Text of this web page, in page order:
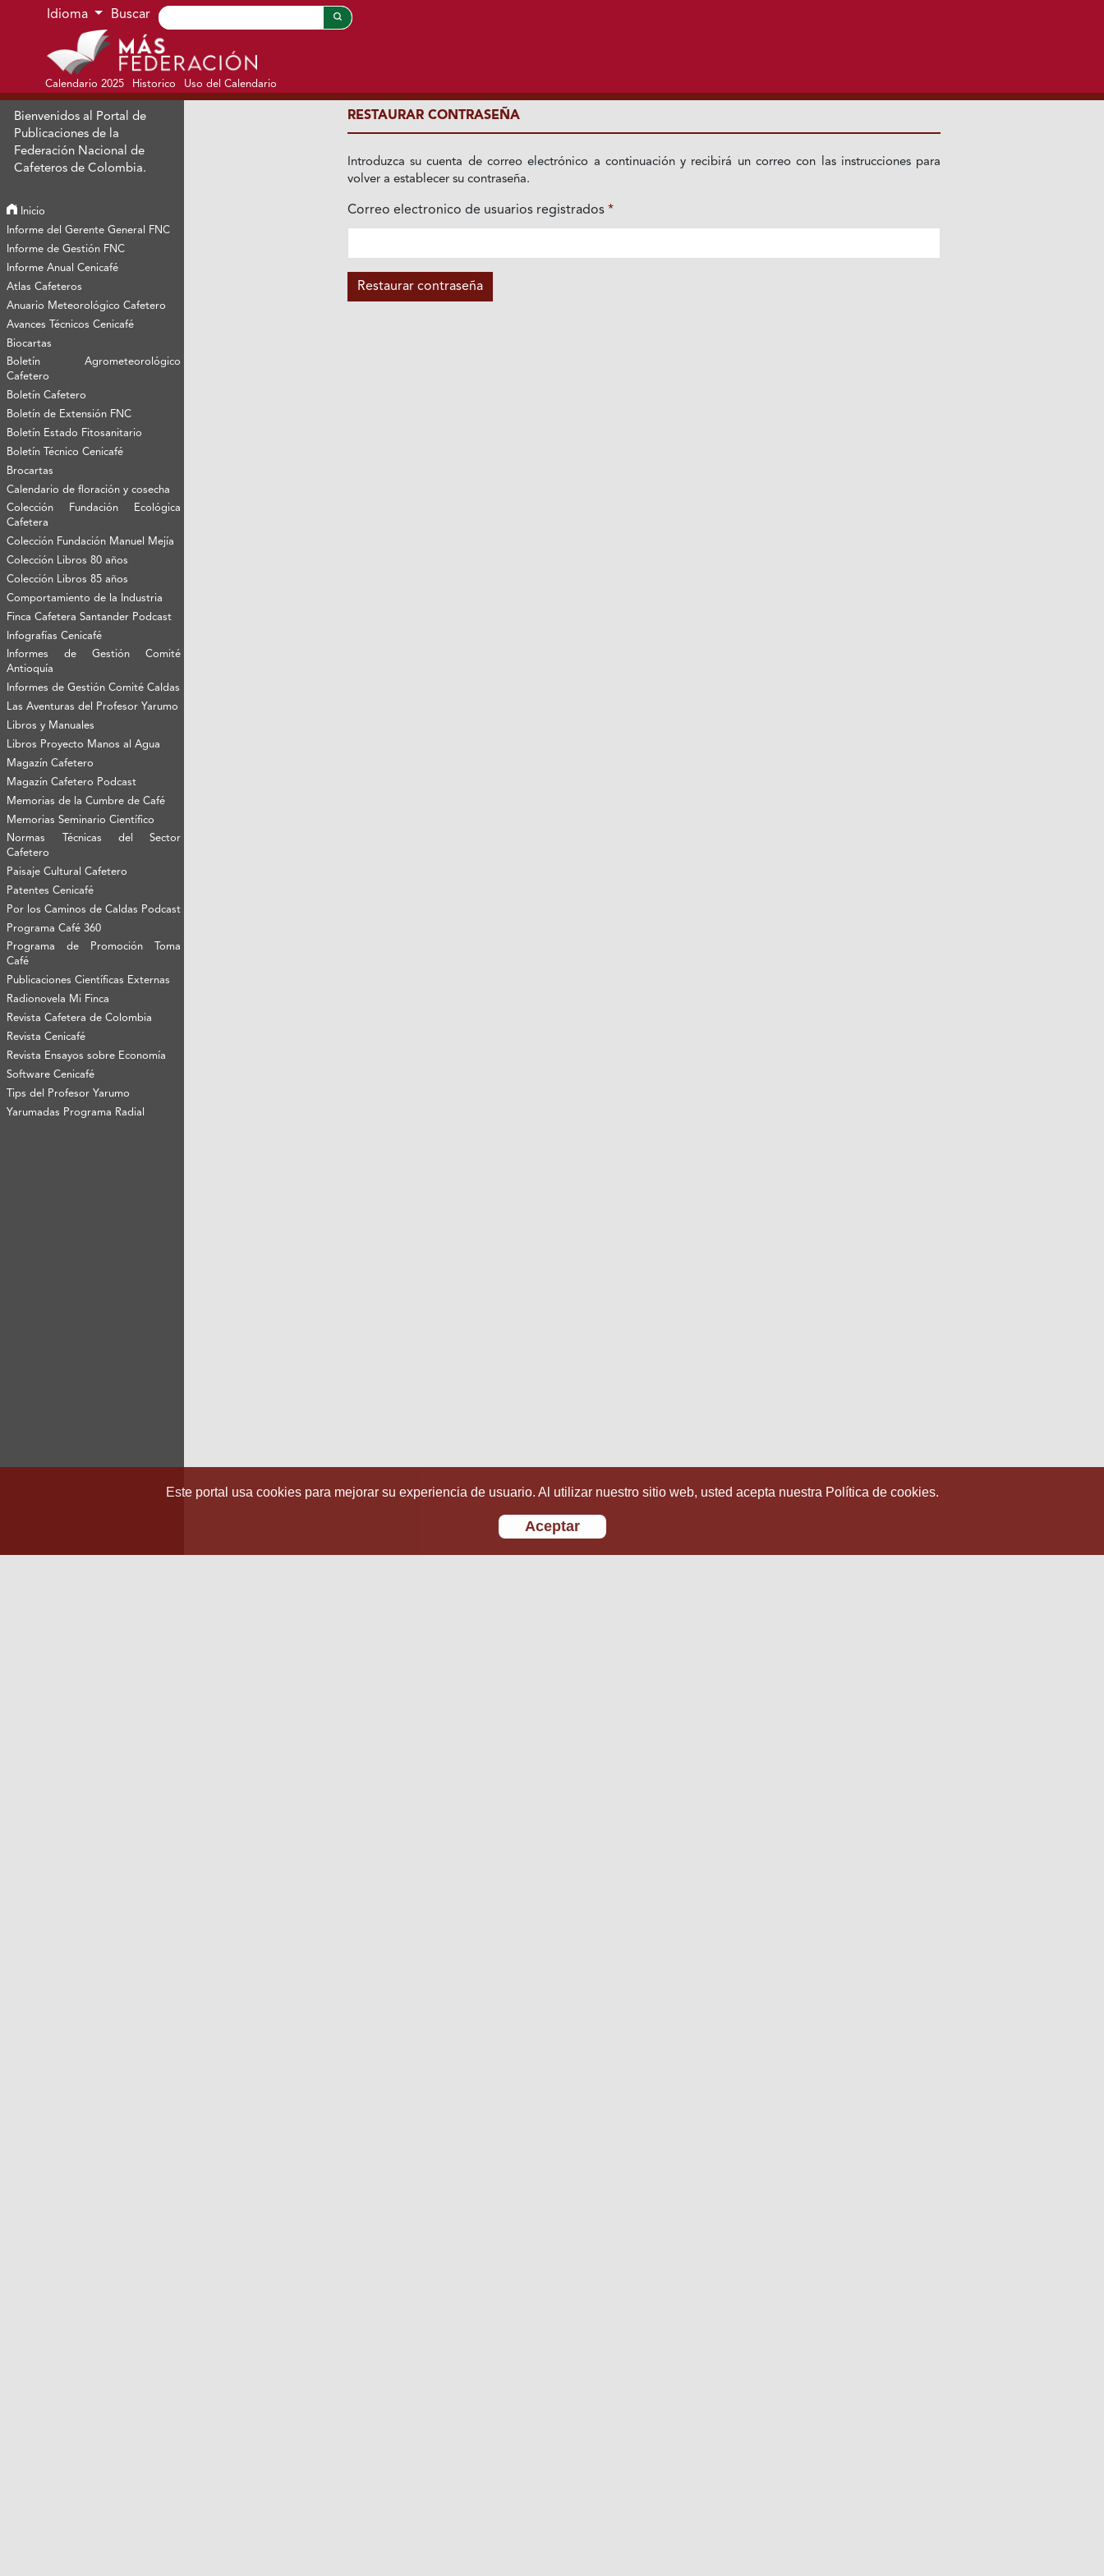
Ir al menú de navegación principal
Ir al contenido principal
Ir al pie de página del sitio
Idioma Buscar
Calendario 2025 Historico Uso del Calendario
Bienvenidos al Portal de
Publicaciones de la
Federación Nacional de
Cafeteros de Colombia.
Inicio
Informe del Gerente General FNC
Informe de Gestión FNC
Informe Anual Cenicafé
Atlas Cafeteros
Anuario Meteorológico Cafetero
Avances Técnicos Cenicafé
Biocartas
Boletín Agrometeorológico
Cafetero
Boletín Cafetero
Boletín de Extensión FNC
Boletín Estado Fitosanitario
Boletín Técnico Cenicafé
Brocartas
Calendario de floración y cosecha
Colección Fundación Ecológica
Cafetera
Colección Fundación Manuel Mejía
Colección Libros 80 años
Colección Libros 85 años
Comportamiento de la Industria
Finca Cafetera Santander Podcast
Infografías Cenicafé
Informes de Gestión Comité
Antioquía
Informes de Gestión Comité Caldas
Las Aventuras del Profesor Yarumo
Libros y Manuales
Libros Proyecto Manos al Agua
Magazín Cafetero
Magazín Cafetero Podcast
Memorias de la Cumbre de Café
Memorias Seminario Científico
Normas Técnicas del Sector
Cafetero
Paisaje Cultural Cafetero
Patentes Cenicafé
Por los Caminos de Caldas Podcast
Programa Café 360
Programa de Promoción Toma
Café
Publicaciones Científicas Externas
Radionovela Mi Finca
Revista Cafetera de Colombia
Revista Cenicafé
Revista Ensayos sobre Economía
Software Cenicafé
Tips del Profesor Yarumo
Yarumadas Programa Radial
RESTAURAR CONTRASEÑA
Introduzca su cuenta de correo electrónico a continuación y recibirá un correo con las instrucciones para
volver a establecer su contraseña.
Correo electronico de usuarios registrados *
Obligatorio
Restaurar contraseña
Este portal usa cookies para mejorar su experiencia de usuario. Al utilizar nuestro sitio web, usted acepta nuestra Política de cookies.
Aceptar